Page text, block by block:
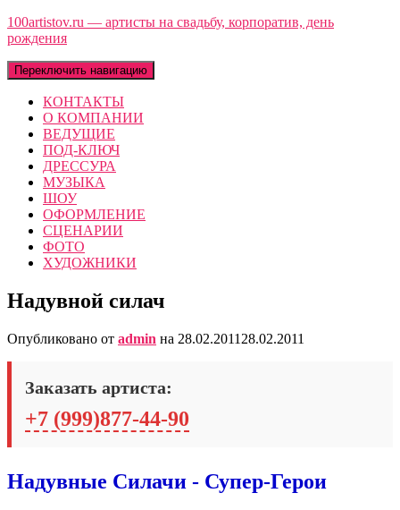
100artistov.ru — артисты на свадьбу, корпоратив, день
рождения
Переключить навигацию
КОНТАКТЫ
О КОМПАНИИ
ВЕДУЩИЕ
ПОД-КЛЮЧ
ДРЕССУРА
МУЗЫКА
ШОУ
ОФОРМЛЕНИЕ
СЦЕНАРИИ
ФОТО
ХУДОЖНИКИ
Надувной силач
Опубликовано от admin на 28.02.2011 28.02.2011
Заказать артиста:
+7 (999)877-44-90
Надувные Силачи - Супер-Герои